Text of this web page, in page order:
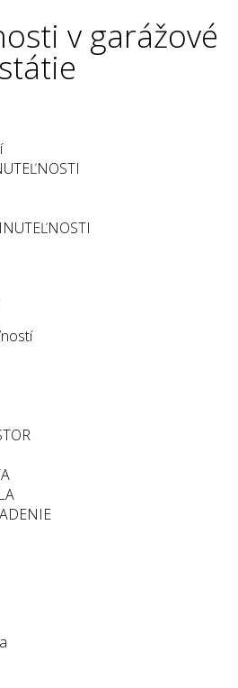
v garážové
státie